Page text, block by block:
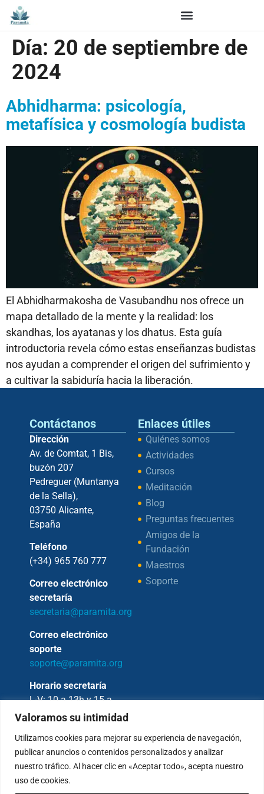
Valoramos su intimidad
Utilizamos cookies para mejorar su experiencia de navegación,
publicar anuncios o contenidos personalizados y analizar
nuestro tráfico. Al hacer clic en «Aceptar todo», acepta nuestro
uso de cookies.
Día: 20 de septiembre de
2024
Abhidharma: psicología,
metafísica y cosmología budista
El Abhidharmakosha de Vasubandhu nos ofrece un
mapa detallado de la mente y la realidad: los
skandhas, los ayatanas y los dhatus. Esta guía
introductoria revela cómo estas enseñanzas budistas
nos ayudan a comprender el origen del sufrimiento y
a cultivar la sabiduría hacia la liberación.
Contáctanos
Dirección
Av. de Comtat, 1 Bis,
buzón 207
Pedreguer (Muntanya
de la Sella),
03750 Alicante,
España
Teléfono
(+34) 965 760 777
Correo electrónico
secretaría
secretaria@paramita.org
Correo electrónico
soporte
soporte@paramita.org
Horario secretaría
L-V: 10 a 13h y 15 a
17h
Enlaces útiles
Quiénes somos
Actividades
Cursos
Meditación
Blog
Preguntas frecuentes
Amigos de la
Fundación
Maestros
Soporte
Copyright © 2026 – Fundación Sakya –
Reservados todos los derechos.